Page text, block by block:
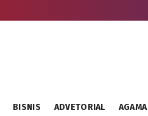
BISNIS ADVETORIAL AGAMA